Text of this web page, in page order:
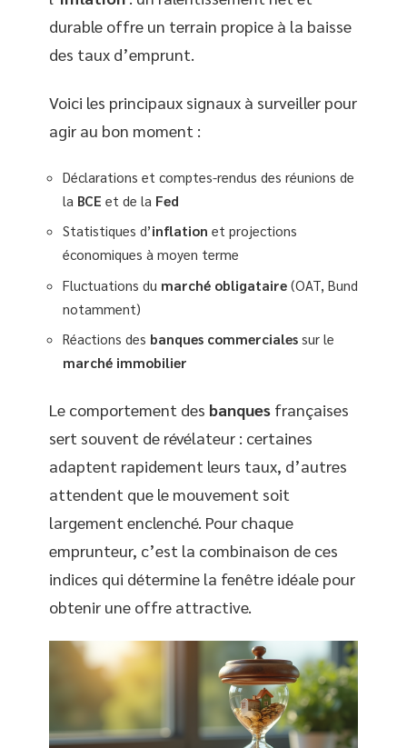
durable offre un terrain propice à la baisse
des taux d’emprunt.
Voici les principaux signaux à surveiller pour
agir au bon moment :
Déclarations et comptes-rendus des réunions de
la BCE et de la Fed
Statistiques d’inflation et projections
économiques à moyen terme
Fluctuations du marché obligataire (OAT, Bund
notamment)
Réactions des banques commerciales sur le
marché immobilier
Le comportement des banques françaises
sert souvent de révélateur : certaines
adaptent rapidement leurs taux, d’autres
attendent que le mouvement soit
largement enclenché. Pour chaque
emprunteur, c’est la combinaison de ces
indices qui détermine la fenêtre idéale pour
obtenir une offre attractive.